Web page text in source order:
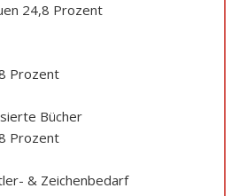
24,8 Prozent
Prozent
Bücher
Prozent
& Zeichenbedarf